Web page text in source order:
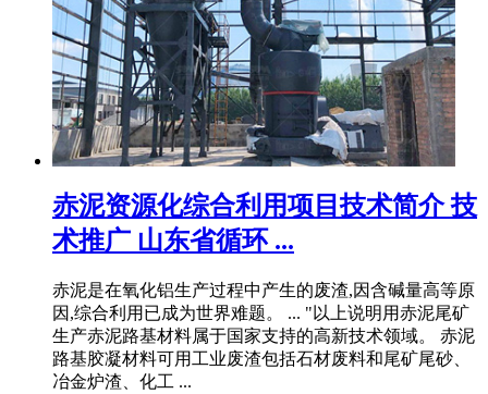
赤泥资源化综合利用项目技术简介 技
术推广 山东省循环 ...
赤泥是在氧化铝生产过程中产生的废渣,因含碱量高等原
因,综合利用已成为世界难题。 ... "以上说明用赤泥尾矿
生产赤泥路基材料属于国家支持的高新技术领域。 赤泥
路基胶凝材料可用工业废渣包括石材废料和尾矿尾砂、
冶金炉渣、化工 ...